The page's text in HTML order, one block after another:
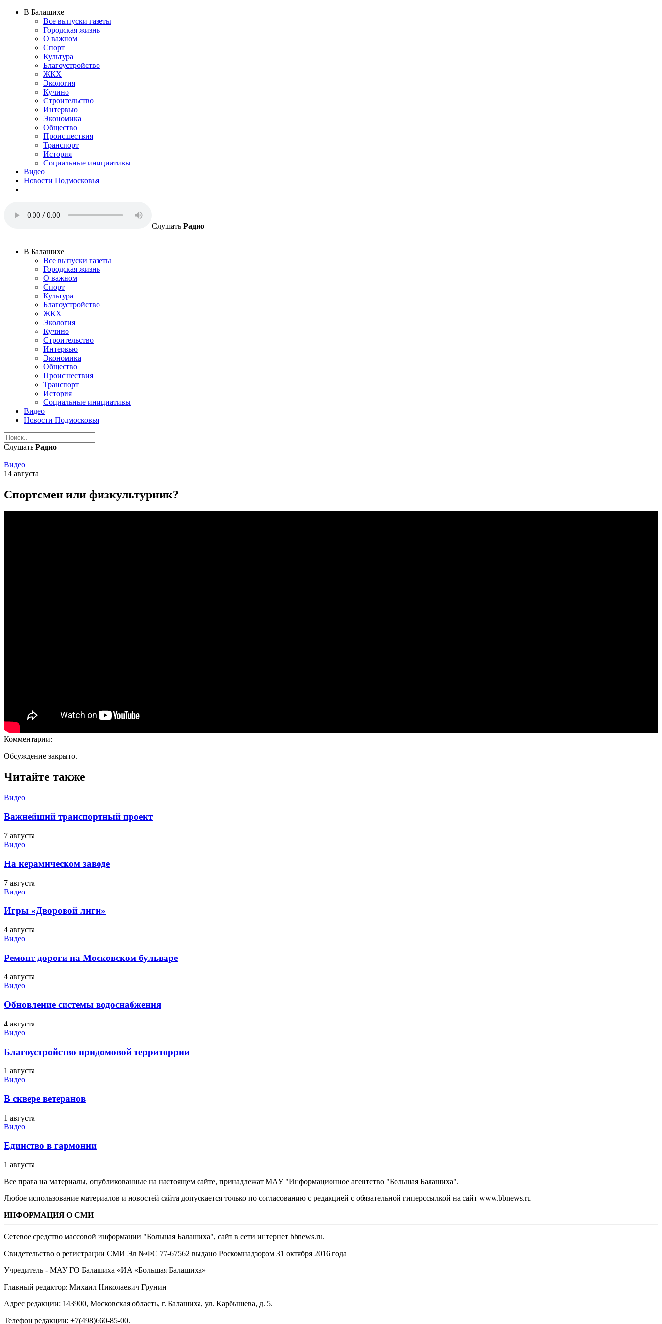
В Балашихе
Все выпуски газеты
Городская жизнь
О важном
Спорт
Культура
Благоустройство
ЖКХ
Экология
Кучино
Строительство
Интервью
Экономика
Общество
Происшествия
Транспорт
История
Социальные инициативы
Видео
Новости Подмосковья
Слушать Радио
В Балашихе
Все выпуски газеты
Городская жизнь
О важном
Спорт
Культура
Благоустройство
ЖКХ
Экология
Кучино
Строительство
Интервью
Экономика
Общество
Происшествия
Транспорт
История
Социальные инициативы
Видео
Новости Подмосковья
Слушать Радио
Видео
14 августа
Спортсмен или физкультурник?
Комментарии:
Обсуждение закрыто.
Читайте также
Видео
Важнейший транспортный проект
7 августа
Видео
На керамическом заводе
7 августа
Видео
Игры «Дворовой лиги»
4 августа
Видео
Ремонт дороги на Московском бульваре
4 августа
Видео
Обновление системы водоснабжения
4 августа
Видео
Благоустройство придомовой территоррии
1 августа
Видео
В сквере ветеранов
1 августа
Видео
Единство в гармонии
1 августа
Все права на материалы, опубликованные на настоящем сайте, принадлежат МАУ "Информационное агентство "Большая Балашиха".
Любое использование материалов и новостей сайта допускается только по согласованию с редакцией с обязательной гиперссылкой на сайт www.bbnews.ru
ИНФОРМАЦИЯ О СМИ
Сетевое средство массовой информации "Большая Балашиха", сайт в сети интернет bbnews.ru.
Свидетельство о регистрации СМИ Эл №ФС ‎77-67562 выдано Роскомнадзором 31 октября 2016 года
Учредитель - МАУ ГО Балашиха «ИА «Большая Балашиха»
Главный редактор: Михаил Николаевич Грунин
Адрес редакции: 143900, Московская область, г. Балашиха, ул. Карбышева, д. 5.
Телефон редакции: +7(498)660-85-00.